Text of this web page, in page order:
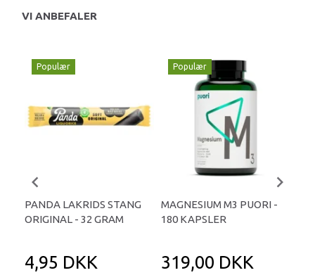
VI ANBEFALER
Populær
PANDA LAKRIDS STANG
ORIGINAL - 32 GRAM
4,95 DKK
Populær
MAGNESIUM M3 PUORI -
180 KAPSLER
319,00 DKK